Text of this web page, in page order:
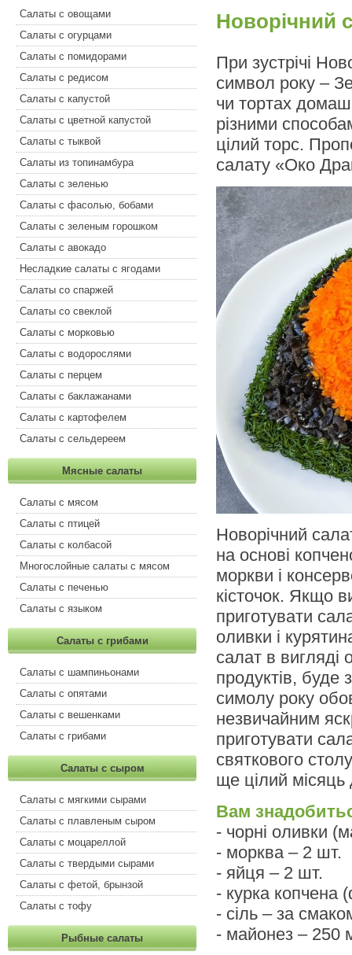
Салаты с овощами
Салаты с огурцами
Салаты с помидорами
Салаты с редисом
Салаты с капустой
Салаты с цветной капустой
Салаты с тыквой
Салаты из топинамбура
Салаты с зеленью
Салаты с фасолью, бобами
Салаты с зеленым горошком
Салаты с авокадо
Несладкие салаты с ягодами
Салаты со спаржей
Салаты со свеклой
Салаты с морковью
Салаты с водорослями
Салаты с перцем
Салаты с баклажанами
Салаты с картофелем
Салаты с сельдереем
Мясные салаты
Салаты с мясом
Салаты с птицей
Салаты с колбасой
Многослойные салаты с мясом
Салаты с печенью
Салаты с языком
Салаты с грибами
Салаты с шампиньонами
Салаты с опятами
Салаты с вешенками
Салаты с грибами
Салаты с сыром
Салаты с мягкими сырами
Салаты с плавленым сыром
Салаты с моцареллой
Салаты с твердыми сырами
Салаты с фетой, брынзой
Салаты с тофу
Рыбные салаты
Новорічний
При зустрічі
символ року –
чи тортах
різними
цілий торс.
салату «Око
Новорічний
на основі
моркви і
кісточок. Якщо
приготувати
оливки і
салат в
продуктів, буде
симолу року
незвичайним
приготувати
святкового
ще цілий місяць
Вам
- чорні оливки
- морква – 2 шт.
- яйця – 2 шт.
- курка копчена
- сіль – за
- майонез – 250